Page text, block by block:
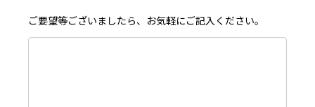
ご要望等ございましたら、お気軽にご記入ください。